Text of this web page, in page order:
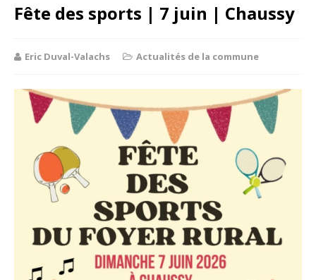
Fête des sports | 7 juin | Chaussy
Eric Duval-Valachs Actualités de la commune